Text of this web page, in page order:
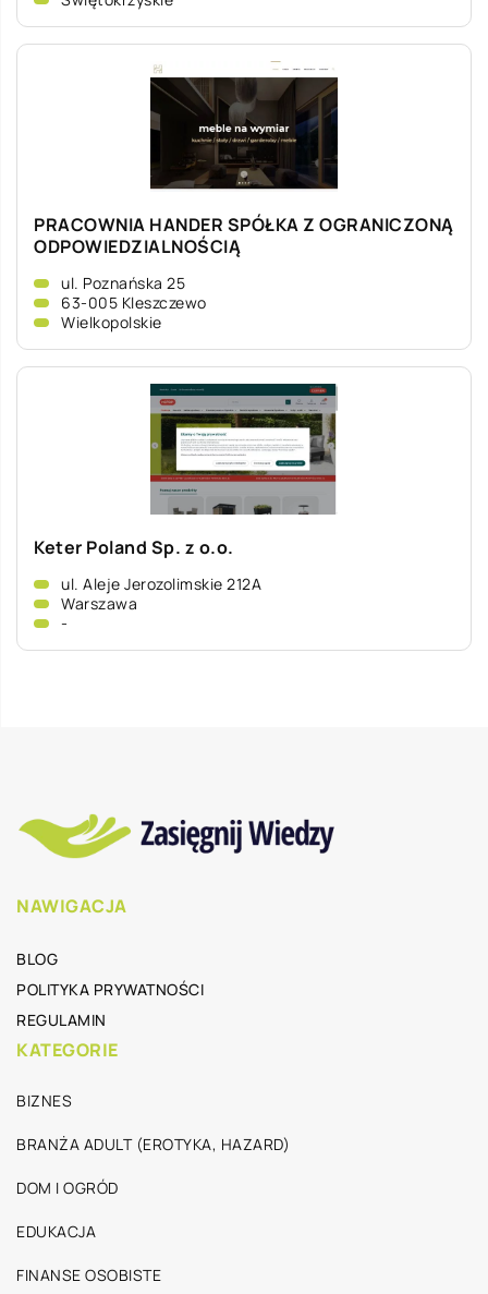
PRACOWNIA HANDER SPÓŁKA Z OGRANICZONĄ
ODPOWIEDZIALNOŚCIĄ
ul. Poznańska 25
63-005 Kleszczewo
Wielkopolskie
Keter Poland Sp. z o.o.
ul. Aleje Jerozolimskie 212A
Warszawa
-
NAWIGACJA
BLOG
POLITYKA PRYWATNOŚCI
REGULAMIN
KATEGORIE
BIZNES
BRANŻA ADULT (EROTYKA, HAZARD)
DOM I OGRÓD
EDUKACJA
FINANSE OSOBISTE